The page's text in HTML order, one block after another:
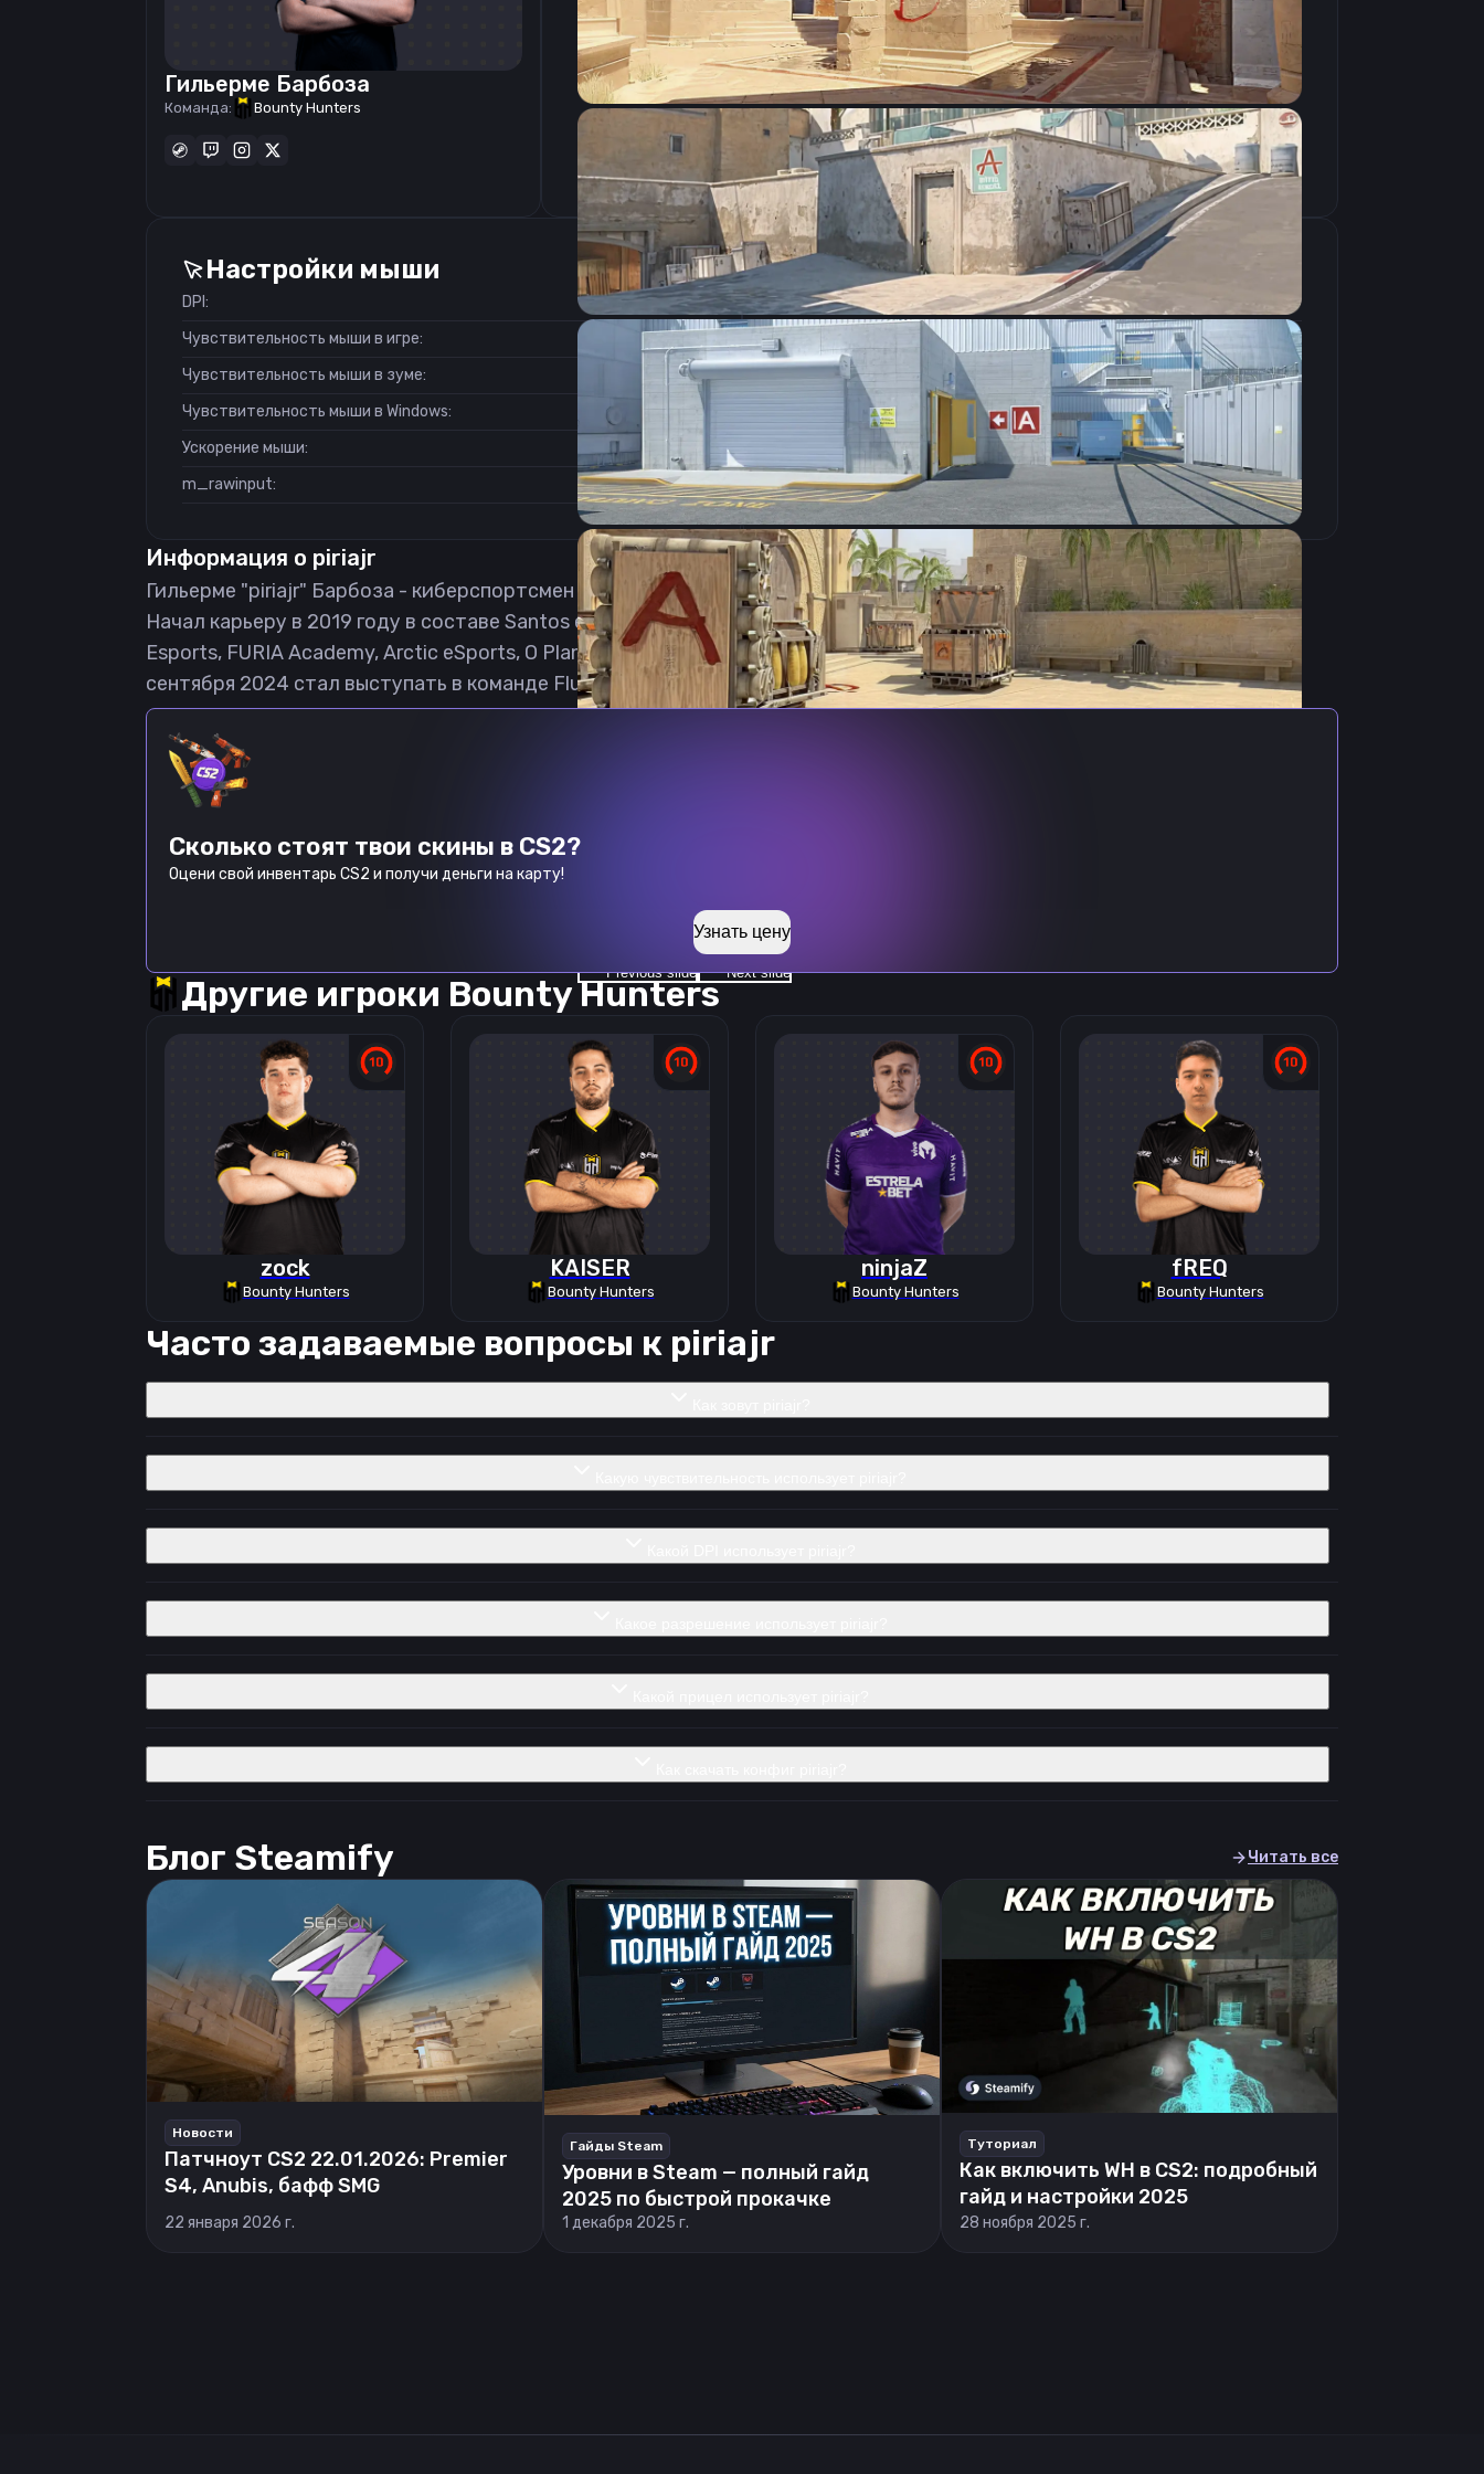
Гильерме Барбоза
Команда: Bounty Hunters
Previous slide Next slide
CSGO-psEMK-Du32G-FxrTr-rmRuZ-VqnkP
Скопировать
Настройки мыши
DPI:
800
Чувствительность мыши в игре:
Чувствительность мыши в зуме:
1
Чувствительность мыши в Windows:
6/11
Ускорение мыши:
m_rawinput:
1
Настройки экрана
Разрешение
1280×960
Соотношение сторон
4:3
Формат изображения
Растянутое
Частота обновления
Информация о piriajr
Гильерме "piriajr" Барбоза - киберспортсмен в дисциплине Counter-Strike 2 из Бразилии. Родился 1 октября 2002 года.
Начал карьеру в 2019 году в составе Santos e-Sports. После играл в Falkol e-Sports, Keyd Stars, DETONA Gaming, Imperial
Esports, FURIA Academy, Arctic eSports, O Plano. В декабре 2023 присоединился к adalYamigos на роль рифлера. 23
сентября 2024 стал выступать в команде Fluxo. 12 августа 2025 перебирается в команду Bounty Hunters.
Сколько стоят твои скины в CS2?
Оцени свой инвентарь CS2 и получи деньги на карту!
Узнать цену
Другие игроки Bounty Hunters
zock
Bounty Hunters
KAISER
Bounty Hunters
ninjaZ
Bounty Hunters
fREQ
Bounty Hunters
Часто задаваемые вопросы к piriajr
Блог Steamify Читать все
Новости
Патчноут CS2 22.01.2026: Premier
S4, Anubis, бафф SMG
22 января 2026 г.
Гайды Steam
Уровни в Steam — полный гайд
2025 по быстрой прокачке
1 декабря 2025 г.
Туториал
Как включить WH в CS2: подробный
гайд и настройки 2025
28 ноября 2025 г.